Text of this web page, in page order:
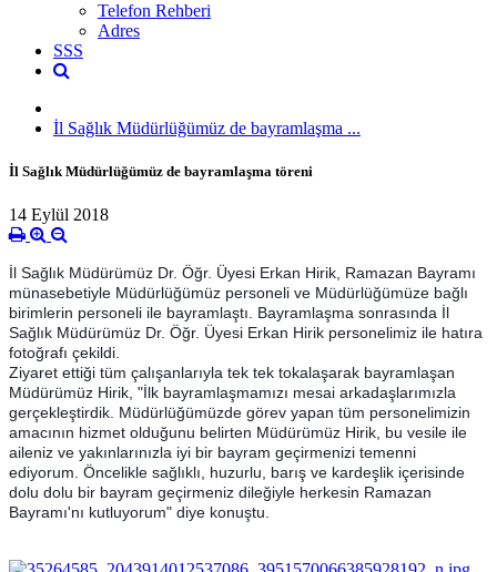
Telefon Rehberi
Adres
SSS
İl Sağlık Müdürlüğümüz de bayramlaşma ...
İl Sağlık Müdürlüğümüz de bayramlaşma töreni
14 Eylül 2018
İl Sağlık Müdürümüz Dr. Öğr. Üyesi Erkan Hirik, Ramazan Bayramı
münasebetiyle Müdürlüğümüz personeli ve Müdürlüğümüze bağlı
birimlerin personeli ile bayramlaştı. Bayramlaşma sonrasında İl
Sağlık Müdürümüz Dr. Öğr. Üyesi Erkan Hirik personelimiz ile hatıra
fotoğrafı çekildi.
Ziyaret ettiği tüm çalışanlarıyla tek tek tokalaşarak bayramlaşan
Müdürümüz Hirik, "İlk bayramlaşmamızı mesai arkadaşlarımızla
gerçekleştirdik. Müdürlüğümüzde görev yapan tüm personelimizin
amacının hizmet olduğunu belirten Müdürümüz Hirik, bu vesile ile
aileniz ve yakınlarınızla iyi bir bayram geçirmenizi temenni
ediyorum. Öncelikle sağlıklı, huzurlu, barış ve kardeşlik içerisinde
dolu dolu bir bayram geçirmeniz dileğiyle herkesin Ramazan
Bayramı'nı kutluyorum" diye konuştu.